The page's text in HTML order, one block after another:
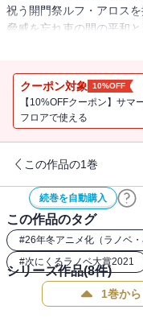
祝う開門祭ルフ・アロス
脅威を忘れ束の間の平和
イロとベネティムに告げ
らされるなか、やがて暗
面7110部隊」――それは
去の因縁で・・・・・・
クーポン対象 10%OFF
【10%OFFクーポン】サ
フロアで使える
この作品の1巻
続巻を自動購入
この作品のタグ
#26年冬アニメ化（ラノベ・
#次にくるラノベ大賞2021
シリーズ作品(8件)
1巻から